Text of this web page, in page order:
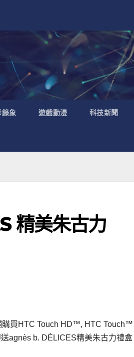
錄象 遊戲動漫 科技新聞
精美朱古力
購買HTC Touch HD™, HTC Touch™
agnès b. DÉLICES精美朱古力禮盒